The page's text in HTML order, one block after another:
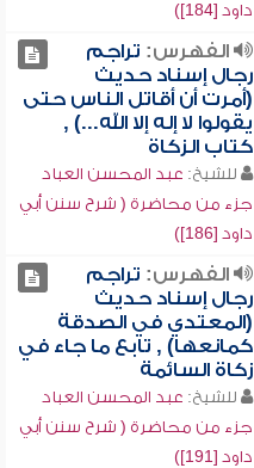
داود [184])
الفهرس: تراجم
رجال إسناد حديث
(أمرت أن أقاتل الناس حتى
يقولوا لا إله إلا الله...) ,
كتاب الزكاة
للشيخ: عبد المحسن العباد
جزء من محاضرة ( شرح سنن أبي
داود [186])
الفهرس: تراجم
رجال إسناد حديث
(المعتدي في الصدقة
كمانعها) , تابع ما جاء في
زكاة السائمة
للشيخ: عبد المحسن العباد
جزء من محاضرة ( شرح سنن أبي
داود [191])